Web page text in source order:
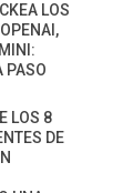
LOS
PASO
LOS 8
DE